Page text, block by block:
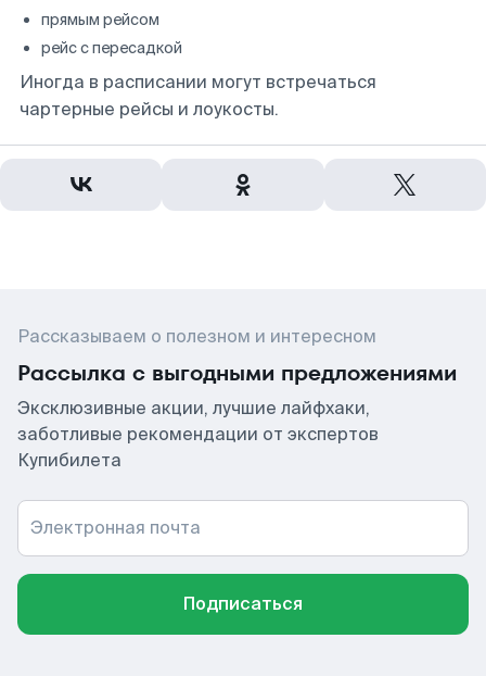
прямым рейсом
рейс с пересадкой
Иногда в расписании могут встречаться
чартерные рейсы и лоукосты.
Рассказываем о полезном и интересном
Рассылка с выгодными предложениями
Эксклюзивные акции, лучшие лайфхаки,
заботливые рекомендации от экспертов
Купибилета
Электронная почта
Подписаться